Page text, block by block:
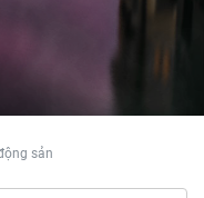
sản